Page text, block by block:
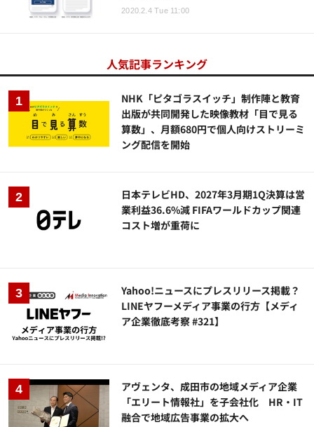
2020.2.4 Tue 11:00
人気記事ランキング
NHK「ピタゴラスイッチ」制作陣と教育
出版が共同開発した映像教材「目で見る
算数」、月額680円で個人向けストリーミ
ング配信を開始
日本テレビHD、2027年3月期1Q決算は営
業利益36.6%減 FIFAワールドカップ関連
コスト増が重荷に
Yahoo!ニュースにプレスリリース掲載？
LINEヤフーメディア事業の行方【メディ
ア企業徹底考察 #321】
アヴェンタ、成田市の地域メディア企業
「エリート情報社」を子会社化 HR・IT
融合で地域広告事業の拡大へ